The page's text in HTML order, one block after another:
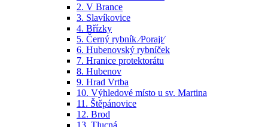
2. V Brance
3. Slavíkovice
4. Břízky
5. Černý rybník ⁄Porajt⁄
6. Hubenovský rybníček
7. Hranice protektorátu
8. Hubenov
9. Hrad Vrtba
10. Výhledové místo u sv. Martina
11. Štěpánovice
12. Brod
13. Tlucná